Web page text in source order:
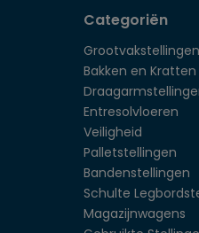
Categoriën
Grootvakstellingen
Bakken en Kratten
Entresolvloeren
Veiligheid
Palletstellingen
Bandenstellingen
Schulte
Magazijnwagens